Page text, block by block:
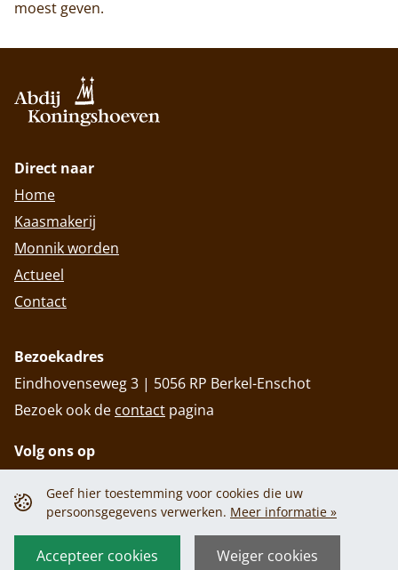
Privacy policy Cookiebeleid
Geef hier toestemming voor cookies die uw
persoonsgegevens verwerken. Meer informatie »
Accepteer cookies Weiger cookies
moest geven.
Direct naar
Home
Kaasmakerij
Monnik worden
Actueel
Contact
Bezoekadres
Eindhovenseweg 3 | 5056 RP Berkel-Enschot
Bezoek ook de contact pagina
Volg ons op